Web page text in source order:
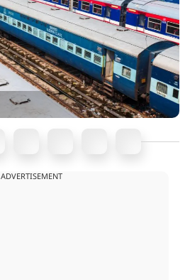
ADVERTISEMENT